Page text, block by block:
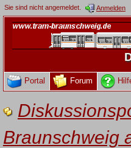
Sie sind nicht angemeldet. Anmelden
Portal Forum
Braunschweig